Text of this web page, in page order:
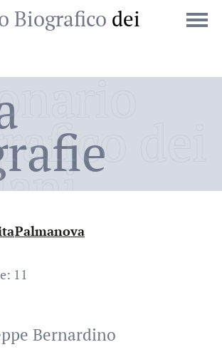
Biografico dei
dei
:Palmanova
11
Bernardino